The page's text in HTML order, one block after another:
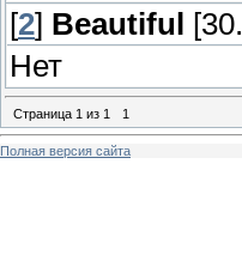
[2] Beautiful
Нет
Страница 1 из 1 1
Полная версия сайта